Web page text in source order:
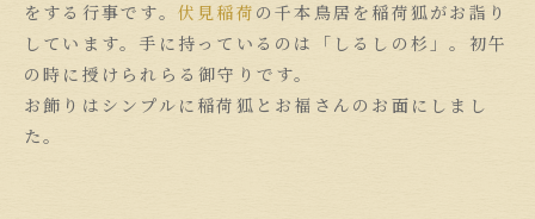
をする行事です。 伏見稲荷 の千本鳥居を稲荷狐がお詣り
しています。手に持っているのは「しるしの杉」。初午
の時に授けられらる御守りです。
お飾りはシンプルに稲荷狐とお福さんのお面にしまし
た。